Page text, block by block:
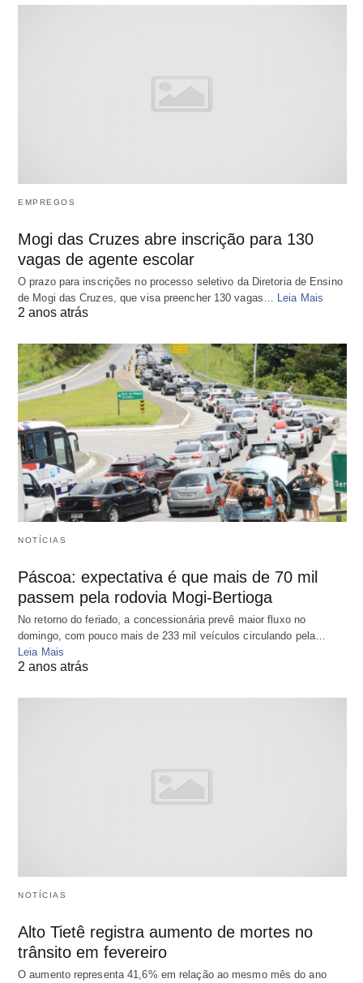
EMPREGOS
Mogi das Cruzes abre inscrição para 130
vagas de agente escolar
O prazo para inscrições no processo seletivo da Diretoria de Ensino
de Mogi das Cruzes, que visa preencher 130 vagas… Leia Mais
2 anos atrás
NOTÍCIAS
Páscoa: expectativa é que mais de 70 mil
passem pela rodovia Mogi-Bertioga
No retorno do feriado, a concessionária prevê maior fluxo no
domingo, com pouco mais de 233 mil veículos circulando pela…
Leia Mais
2 anos atrás
NOTÍCIAS
Alto Tietê registra aumento de mortes no
trânsito em fevereiro
O aumento representa 41,6% em relação ao mesmo mês do ano